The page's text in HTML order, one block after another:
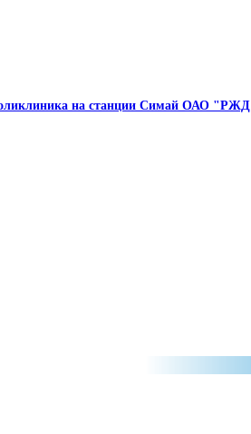
поликлиника на станции Симай ОАО